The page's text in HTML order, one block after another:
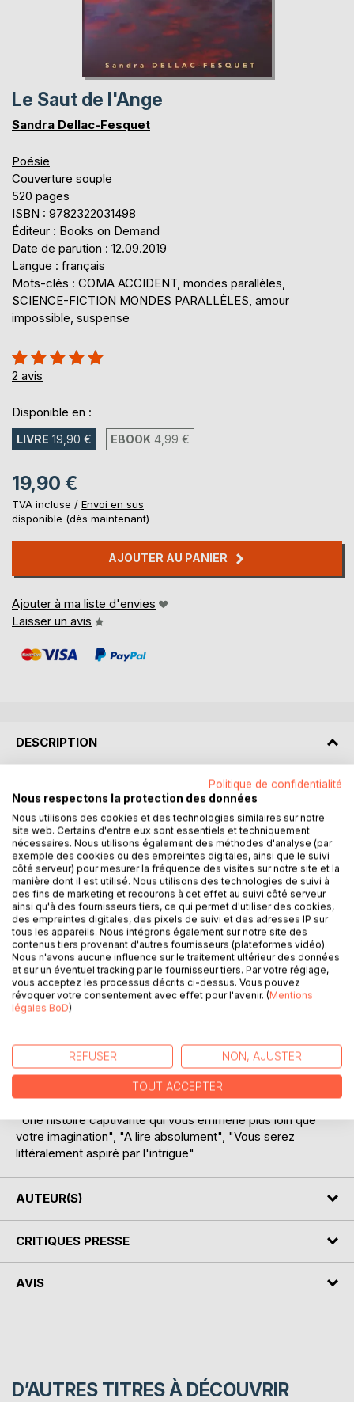
Le Saut de l'Ange
Sandra Dellac-Fesquet
Poésie
Couverture souple
520 pages
ISBN : 9782322031498
Éditeur : Books on Demand
Date de parution : 12.09.2019
Langue : français
Mots-clés : COMA ACCIDENT, mondes parallèles,
SCIENCE-FICTION MONDES PARALLÈLES, amour
impossible, suspense
Évaluation:
100%
2 avis
Disponible en :
LIVRE 19,90 € EBOOK 4,99 €
19,90 €
TVA incluse / Envoi en sus
disponible (dès maintenant)
AJOUTER AU PANIER
Ajouter à ma liste d'envies
Laisser un avis
DESCRIPTION
Marc approche de la quarantaine et tout lui réussit : il est
marié à Alice, l'amour de sa vie, a deux merveilleux enfants
et exerce le métier de ses rêves : pompier. Ensemble, ils
mènent une vie parfaitement heureuse n'ayant rien à envier
aux séries-télés américaines des années 80.
Sauf qu'un jour, Marc va se réveiller à l'hôpital et là, le
cauchemar commence : il apprend qu'il sort d'un long
coma et pour couronner le tout, une femme prétend être
son épouse alors qu'il ne l'a jamais vue !
Malgré les évidences et l'incompréhension totale de son
entourage, Marc va se dire complètement étranger à cette
vie et n'aura qu'un seul but : retrouver sa famille dont
pourtant personne ne connaît l'existence.
Alors, que s'est-il passé ? Amnésie ? Folie ? Désir viscéral
Pour le découvrir, tentez, vous aussi le saut de l'ange et
accompagnez Marc dans sa quête absolue.
"Une histoire captivante qui vous emmène plus loin que
votre imagination", "A lire absolument", "Vous serez
littéralement aspiré par l'intrigue"
AUTEUR(S)
CRITIQUES PRESSE
AVIS
D’AUTRES TITRES À DÉCOUVRIR
Politique de confidentialité
Nous respectons la protection des données
Nous utilisons des cookies et des technologies similaires sur notre
site web. Certains d'entre eux sont essentiels et techniquement
nécessaires. Nous utilisons également des méthodes d'analyse (par
exemple des cookies ou des empreintes digitales, ainsi que le suivi
côté serveur) pour mesurer la fréquence des visites sur notre site et la
manière dont il est utilisé. Nous utilisons des technologies de suivi à
des fins de marketing et recourons à cet effet au suivi côté serveur
ainsi qu'à des fournisseurs tiers, ce qui permet d'utiliser des cookies,
des empreintes digitales, des pixels de suivi et des adresses IP sur
tous les appareils. Nous intégrons également sur notre site des
contenus tiers provenant d'autres fournisseurs (plateformes vidéo).
Nous n'avons aucune influence sur le traitement ultérieur des données
et sur un éventuel tracking par le fournisseur tiers. Par votre réglage,
vous acceptez les processus décrits ci-dessus. Vous pouvez
révoquer votre consentement avec effet pour l'avenir. (Mentions
légales BoD)
REFUSER NON, AJUSTER
TOUT ACCEPTER